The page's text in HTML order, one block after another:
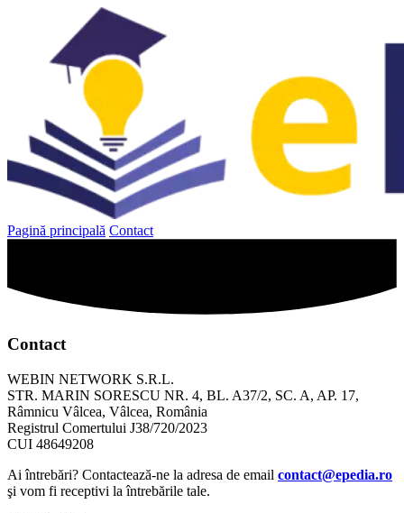
Pagină principală Contact
Contact
WEBIN NETWORK S.R.L.
STR. MARIN SORESCU NR. 4, BL. A37/2, SC. A, AP. 17,
Râmnicu Vâlcea, Vâlcea, România
Registrul Comertului J38/720/2023
CUI 48649208
Ai întrebări? Contactează-ne la adresa de email contact@epedia.ro
şi vom fi receptivi la întrebările tale.